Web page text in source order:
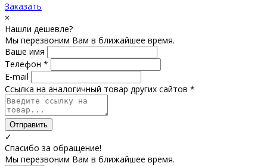
Заказать
×
Нашли дешевле?
Мы перезвоним Вам в ближайшее время.
Ваше имя
Телефон *
E-mail
Ссылка на аналогичный товар других сайтов *
Отправить
✓
Спасибо за обращение!
Мы перезвоним Вам в ближайшее время.